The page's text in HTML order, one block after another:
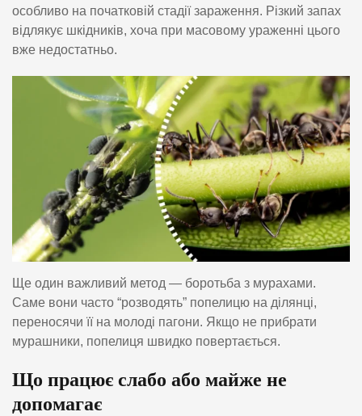
особливо на початковій стадії зараження. Різкий запах
відлякує шкідників, хоча при масовому ураженні цього
вже недостатньо.
Ще один важливий метод — боротьба з мурахами.
Саме вони часто “розводять” попелицю на ділянці,
переносячи її на молоді пагони. Якщо не прибрати
мурашники, попелиця швидко повертається.
Що працює слабо або майже не
допомагає